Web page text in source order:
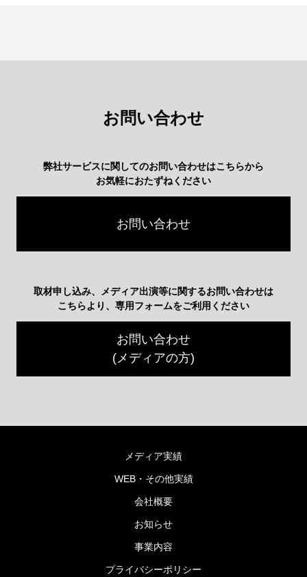
お問い合わせ
弊社サービスに関してのお問い合わせはこちらから
お気軽におたずねください
お問い合わせ
取材申し込み、メディア出演等に関するお問い合わせは
こちらより、専用フォームをご利用ください
お問い合わせ
(メディアの方)
メディア実績
WEB・その他実績
会社概要
お知らせ
事業内容
プライバシーポリシー